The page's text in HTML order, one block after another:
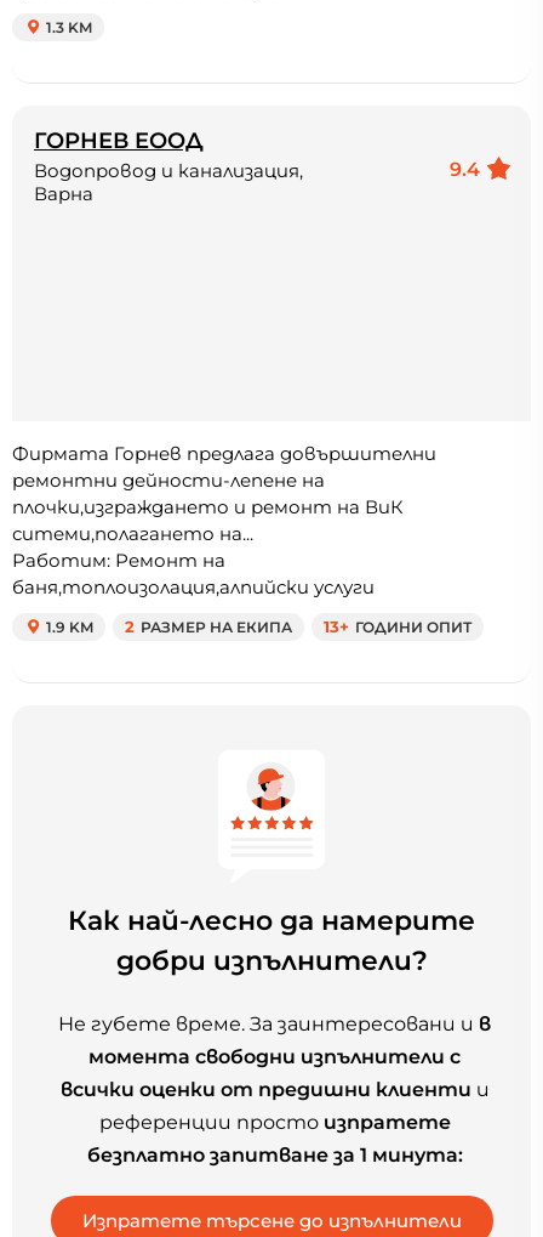
1.3 KM
ГОРНЕВ ЕООД
9.4
Водопровод и канализация,
Варна
Фирмата Горнев предлага довършителни
ремонтни дейности-лепене на
плочки,изграждането и ремонт на ВиК
ситеми,полагането на...
Работим: Ремонт на
баня,топлоизолация,алпийски услуги
1.9 KM 2 РАЗМЕР НА ЕКИПА 13+ ГОДИНИ ОПИТ
Как най-лесно да намерите
добри изпълнители?
Не губете време. За заинтересовани и в
момента свободни изпълнители с
всички оценки от предишни клиенти и
референции просто изпратете
безплатно запитване за 1 минута: